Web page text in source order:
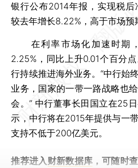
银行公布2014年报，实现税后
较去年增长8.22%，高于市场预
在利率市场化加速时期
2.25%，同比上升0.01个百分
行持续推进海外业务。“中行始
业务，国家的一带一路战略也
会。” 中行董事长田国立在25
示，中行将在2015年提供与一
支持不低于200亿美元。
推荐进入 财新数据库 ，可随时